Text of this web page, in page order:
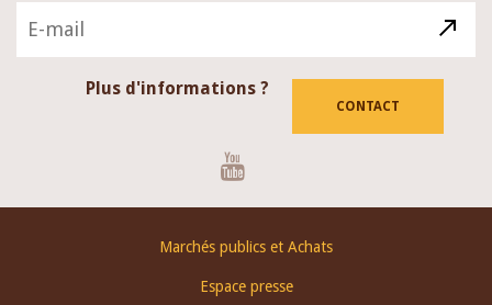
Plus d'informations ?
CONTACT
Marchés publics et Achats
Espace presse